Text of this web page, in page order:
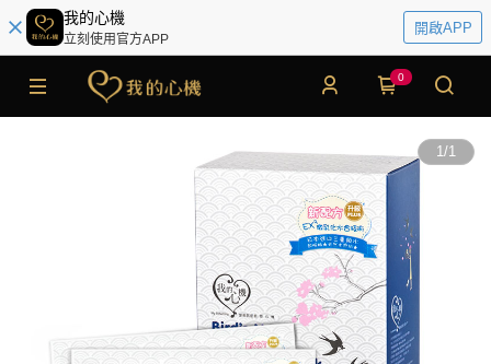
我的心機
立刻使用官方APP
開啟APP
0
1/1